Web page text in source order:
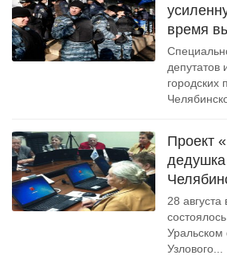
время
депутатов
городских
Проект
28
Уральском
Узлового...